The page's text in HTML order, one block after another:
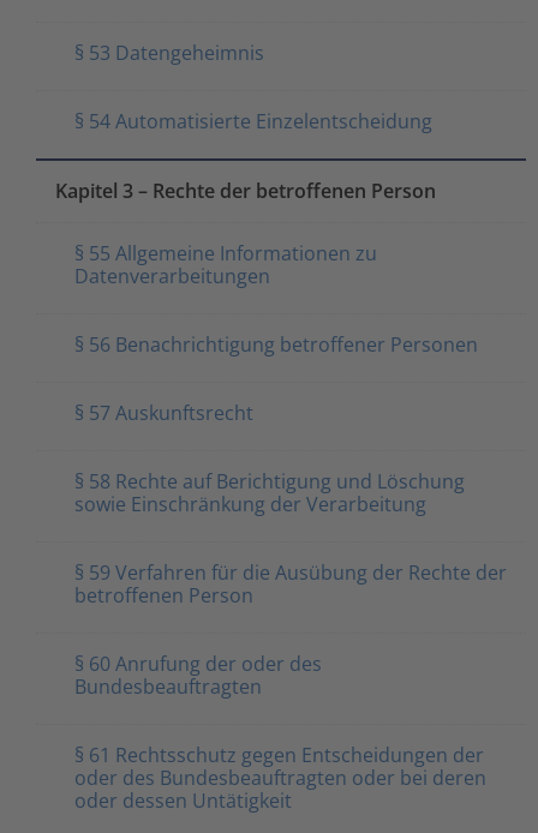
§ 53 Datengeheimnis
§ 54 Automatisierte Einzelentscheidung
Kapitel 3 – Rechte der betroffenen Person
§ 55 Allgemeine Informationen zu
Datenverarbeitungen
§ 56 Benachrichtigung betroffener Personen
§ 57 Auskunftsrecht
§ 58 Rechte auf Berichtigung und Löschung
sowie Einschränkung der Verarbeitung
§ 59 Verfahren für die Ausübung der Rechte der
betroffenen Person
§ 60 Anrufung der oder des
Bundesbeauftragten
§ 61 Rechtsschutz gegen Entscheidungen der
oder des Bundesbeauftragten oder bei deren
oder dessen Untätigkeit